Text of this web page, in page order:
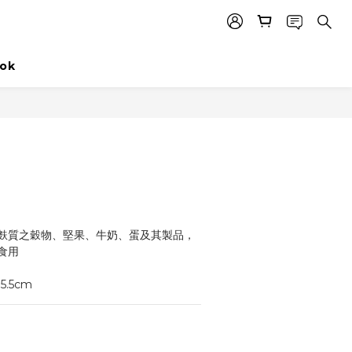
質之穀物、堅果、牛奶、蛋及其製品，
用